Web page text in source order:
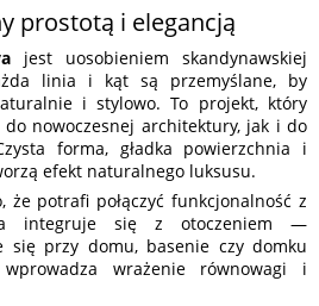
prostotą i elegancją
jest uosobieniem skandynawskiej
linia i kąt są przemyślane, by
i stylowo. To projekt, który
nowoczesnej architektury, jak i do
forma, gładka powierzchnia i
efekt naturalnego luksusu.
że potrafi połączyć funkcjonalność z
integruje się z otoczeniem —
się przy domu, basenie czy domku
wprowadza wrażenie równowagi i